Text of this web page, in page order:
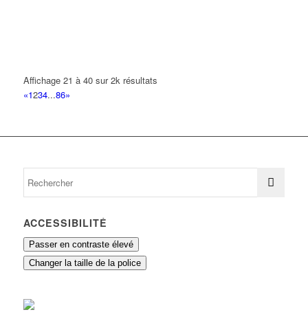
Affichage 21 à 40 sur 2k résultats
«1234...86»
ACCESSIBILITÉ
Passer en contraste élevé
Changer la taille de la police